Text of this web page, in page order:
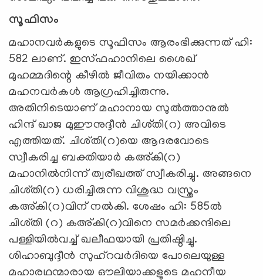
സൂഫിസം
മഹാനവര്‍കളുടെ സൂഫിസം ആരംഭിക്കുന്നത് ഹി:
582 ലാണ്. ഇസ്ഫഹാനിലെ ശൈഖ്
മുഹമ്മദിന്റെ കീഴില്‍ ജീവിതം നയിക്കാന്‍
മഹനവര്‍കള്‍ ആഗ്രഹിച്ചിരുന്നു.
അതിനിടെയാണ് മഹാനായ സുല്‍ത്താനുല്‍
ഹിന്ദ് ഖാജ മുഈനുദ്ദീന്‍ ചിശ്തി(റ) അവിടെ
എത്തിയത്. ചിശ്തി(റ)യെ ആദരവോടെ
സ്വീകരിച്ച ബക്തിയാര്‍ കഅ്കി(റ)
മഹാനില്‍നിന്ന് ത്വരീഖത്ത് സ്വീകരിച്ചു. അങ്ങനെ
ചിശ്തി(റ) ധരിച്ചിരുന്ന വിശുദ്ധ വസ്ത്രം
കഅ്കി(റ)വിന് നല്‍കി. ശേഷം ഹി: 585ല്‍
ചിശ്തി (റ) കഅ്കി(റ)വിനെ സമര്‍ക്കന്ദിലെ
പള്ളിയില്‍വച്ച് ഖലീഫയായി പ്രതിഷ്ഠിച്ചു.
ശിഹാബുദ്ദീന്‍ സുഹ്‌റവര്‍ദിയെ പോലെയുള്ള
മഹാരഥന്മാരായ ഔലിയാക്കളുടെ മഹനീയ